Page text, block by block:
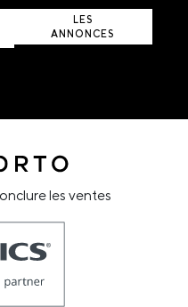
LES
ANNONCES
ACTIVES
les ventes